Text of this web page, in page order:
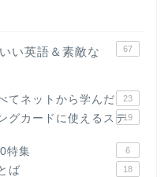
い英語＆素敵な
67
てネットから学んだ 23
グカードに使えるステ19
特集 6
ば 18